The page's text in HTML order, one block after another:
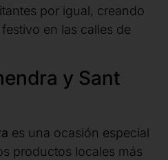
por igual, creando
en las calles de
y Sant
es una ocasión especial
productos locales más